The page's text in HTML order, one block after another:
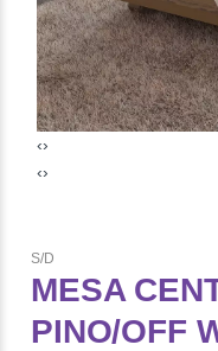
‹›
‹›
S/D
MESA
PINO/OFF